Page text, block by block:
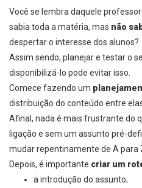
Você se lembra daquele
sabia toda a matéria, mas não
despertar o interesse dos alunos?
Assim sendo, planejar e testar o
disponibilizá-lo pode evitar isso.
Comece fazendo um
distribuição do conteúdo entre
Afinal, nada é mais frustrante do
ligação e sem um assunto pré-
mudar repentinamente de A para
Depois, é importante criar um
a introdução do assunto;